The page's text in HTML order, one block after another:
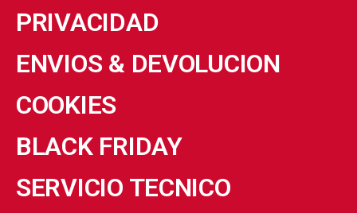
PRIVACIDAD
ENVIOS & DEVOLUCION
COOKIES
BLACK FRIDAY
SERVICIO TECNICO